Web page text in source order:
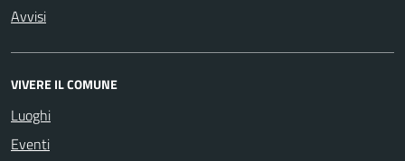
Avvisi
VIVERE IL COMUNE
Luoghi
Eventi